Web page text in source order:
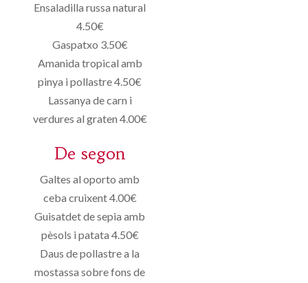
Ensaladilla russa natural
4.50€
Gaspatxo 3.50€
Amanida tropical amb
pinya i pollastre 4.50€
Lassanya de carn i
verdures al graten 4.00€
De segon
Galtes al oporto amb
ceba cruixent 4.00€
Guisatdet de sepia amb
pèsols i patata 4.50€
Daus de pollastre a la
mostassa sobre fons de